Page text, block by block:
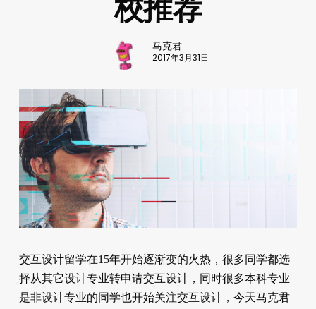
校推荐
马克君
2017年3月31日
交互设计留学在15年开始逐渐变的火热，很多同学都选
择从其它设计专业转申请交互设计，同时很多本科专业
是非设计专业的同学也开始关注交互设计，今天马克君